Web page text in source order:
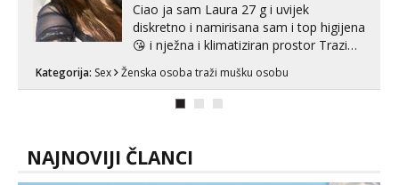
Ciao ja sam Laura 27 g i uvijek
diskretno i namirisana sam i top higijena
😘 i nježna i klimatiziran prostor Trazim
Pusenje i gutanje sperme Erotsko rublje
imam uvijek Lizati me mozes i ljubiti po
Kategorija: Sex Ženska osoba traži mušku osobu
NAJNOVIJI ČLANCI